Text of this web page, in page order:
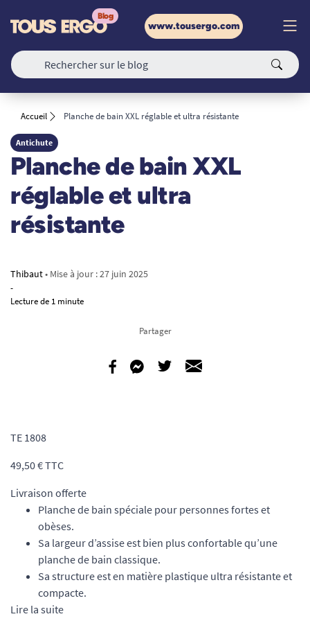
www.tousergo.com
Accueil Planche de bain XXL réglable et ultra résistante
Antichute
Planche de bain XXL
réglable et ultra
résistante
Thibaut• Mise à jour :27 juin 2025
-
Lecture de 1 minute
Partager
TE 1808
49,50 €TTC
Livraison offerte
Planche de bain spéciale pour personnes fortes et
obèses.
Sa largeur d’assise est bien plus confortable qu’une
planche de bain classique.
Sa structure est en matière plastique ultra résistante et
compacte.
Lire la suite